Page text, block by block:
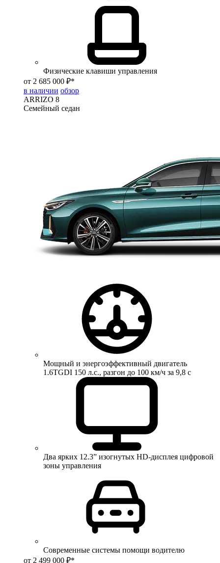
Физические клавиши управления
от 2 685 000 ₽*
в наличии обзор
ARRIZO 8
Семейный седан
Мощный и энергоэффективный двигатель
1.6TGDI 150 л.с., разгон до 100 км/ч за 9,8 с
Два ярких 12.3” изогнутых HD-дисплея цифровой
зоны управления
Современные системы помощи водителю
от 2 499 000 ₽*